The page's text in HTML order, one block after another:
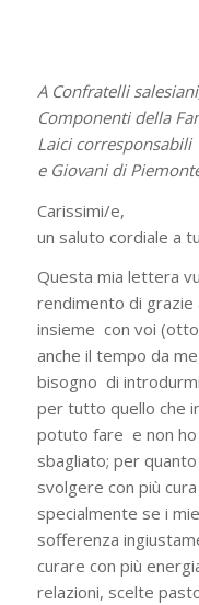
A Confratelli
Componenti della
Laici corresponsabili
e Giovani di
Carissimi/e,
un saluto cordiale a
Questa mia lettera
rendimento di grazie
insieme con voi
anche il tempo da
bisogno di
per tutto quello che
potuto fare e non
sbagliato; per
svolgere con più
specialmente se i
sofferenza
curare con più
relazioni, scelte